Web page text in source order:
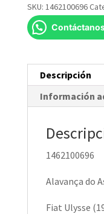
SKU: 1462100696
Descripción
Información
1462100696
Alavança do
Fiat Ulysse